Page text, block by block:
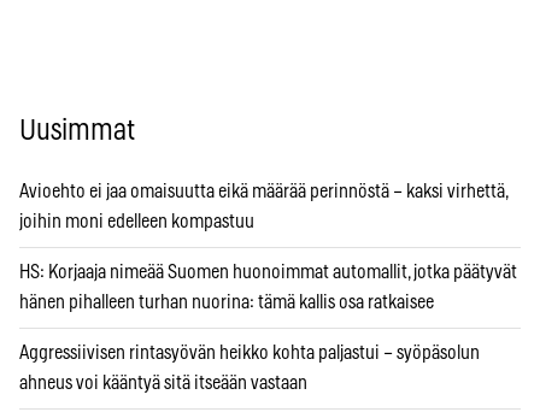
Uusimmat
Avioehto ei jaa omaisuutta eikä määrää perinnöstä – kaksi virhettä,
joihin moni edelleen kompastuu
HS: Korjaaja nimeää Suomen huonoimmat automallit, jotka päätyvät
hänen pihalleen turhan nuorina: tämä kallis osa ratkaisee
Aggressiivisen rintasyövän heikko kohta paljastui – syöpäsolun
ahneus voi kääntyä sitä itseään vastaan